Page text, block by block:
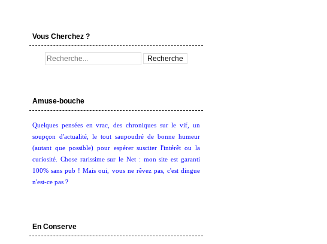
Vous Cherchez ?
Amuse-bouche
Quelques pensées en vrac, des chroniques sur le vif, un
soupçon d'actualité, le tout saupoudré de bonne humeur
(autant que possible) pour espérer susciter l'intérêt ou la
curiosité. Chose rarissime sur le Net : mon site est garanti
100% sans pub ! Mais oui, vous ne rêvez pas, c'est dingue
n'est-ce pas ?
En Conserve